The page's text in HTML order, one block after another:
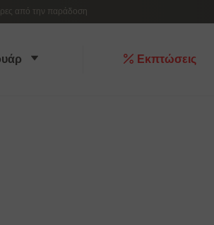
από την παράδοση
Εκπτώσεις